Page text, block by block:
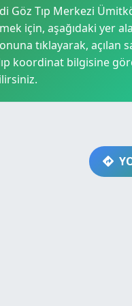
Göz Tıp Merkezi
için, aşağıdaki yer
tıklayarak, açılan
koordinat bilgisine